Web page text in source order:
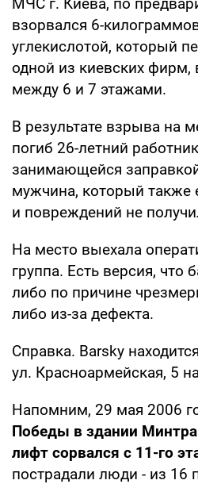
взорвался 6-
углекислотой, который
одной из киевских
между 6 и 7 этажами.
В результате взрыва на
погиб 26-летний
занимающейся
мужчина, который также
и повреждений не
На место выехала
группа. Есть версия, что
либо по причине
либо из-за дефекта.
Справка. Barsky
ул. Красноармейская, 5
Напомним, 29 мая 2006
Победы в здании
лифт сорвался с 11-го
пострадали люди - из 16